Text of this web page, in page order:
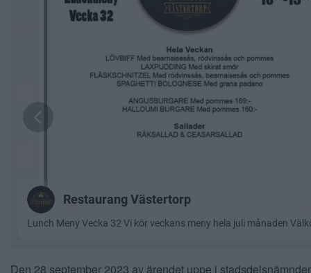
Den 28 september 2023 av ärendet uppe i